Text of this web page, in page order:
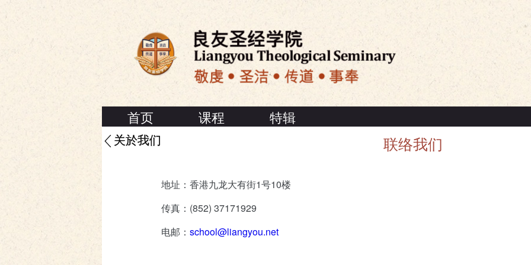
首页 课程 特辑
关於我们 联络我们
地址：香港九龙大有街1号10楼
传真：(852) 37171929
电邮： school@liangyou.net